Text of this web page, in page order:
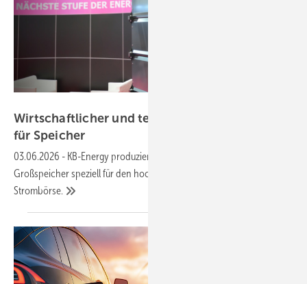
Wirtschaftlicher und technischer 360°-Service
für Speicher
03.06.2026 - KB-Energy produziert im niedersächsischen Syke
Großspeicher speziell für den hochdynamischen Handel an der
Strombörse.